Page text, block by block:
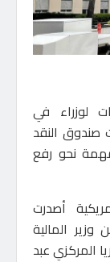
لوزراء في
صندوق النقد
نحو رفع
أصدرت
المالية
المركزي عبد